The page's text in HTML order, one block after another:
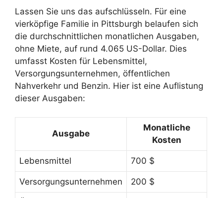
Lassen Sie uns das aufschlüsseln. Für eine
vierköpfige Familie in Pittsburgh belaufen sich
die durchschnittlichen monatlichen Ausgaben,
ohne Miete, auf rund 4.065 US-Dollar. Dies
umfasst Kosten für Lebensmittel,
Versorgungsunternehmen, öffentlichen
Nahverkehr und Benzin. Hier ist eine Auflistung
dieser Ausgaben:
Ausgabe
Monatliche
Kosten
Lebensmittel 700 $
Versorgungsunternehmen 200 $